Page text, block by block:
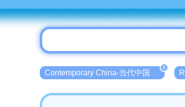
Contemporary China-当代中国
X